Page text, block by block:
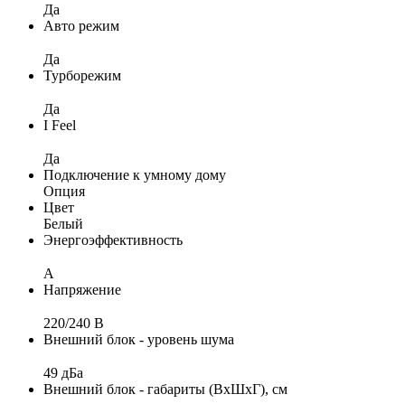
Да
Авто режим
Да
Турборежим
Да
I Feel
Да
Подключение к умному дому
Опция
Цвет
Белый
Энергоэффективность
A
Напряжение
220/240 B
Внешний блок - уровень шума
49 дБа
Внешний блок - габариты (ВхШхГ), см